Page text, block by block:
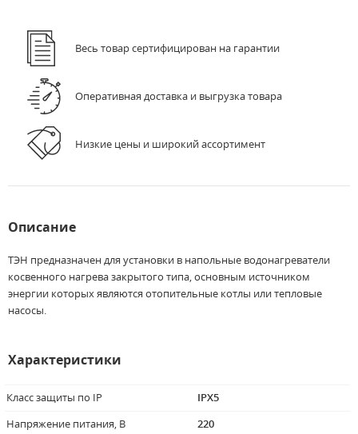
Весь товар сертифицирован на гарантии
Оперативная доставка и выгрузка товара
Низкие цены и широкий ассортимент
Описание
ТЭН предназначен для установки в напольные водонагреватели
косвенного нагрева закрытого типа, основным источником
энергии которых являются отопительные котлы или тепловые
насосы.
Характеристики
Класс защиты по IP
IPX5
Напряжение питания, В
220